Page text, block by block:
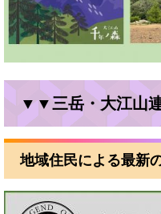
▼▼三岳・大江山
地域住民による最新